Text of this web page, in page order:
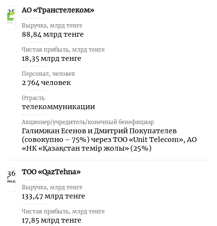
35 АО «Транстелеком»
Выручка, млрд тенге
88,84 млрд тенге
Чистая прибыль, млрд тенге
18,35 млрд тенге
Персонал, человек
2 764 человек
Отрасль
телекоммуникации
Акционер/учредитель/конечный бенефициар
Галимжан Есенов и Дмитрий Покупателев
(совокупно – 75%) через ТОО «Unit Telecom», АО
«НК «Қазақстан темір жолы» (25 %)
36 ТОО «QazТehna»
Выручка, млрд тенге
133,47 млрд тенге
Чистая прибыль, млрд тенге
17,85 млрд тенге